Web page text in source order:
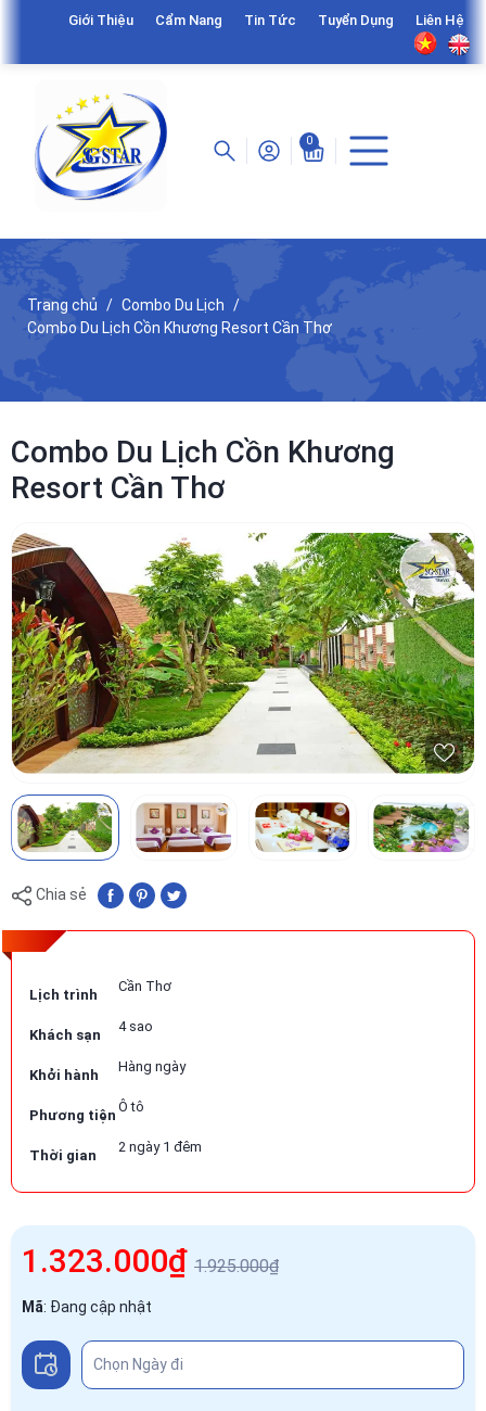
Giới Thiệu Cẩm Nang Tin Tức Tuyển Dụng Liên Hệ
0
Trang chủ
Combo Du Lịch
Combo Du Lịch Cồn Khương Resort Cần Thơ
Combo Du Lịch Cồn Khương
Resort Cần Thơ
Chia sẻ
Lịch trình
Cần Thơ
Khách sạn
4 sao
Khởi hành
Hàng ngày
Phương tiện
Ô tô
Thời gian
2 ngày 1 đêm
1.323.000₫ 1.925.000₫
Mã: Đang cập nhật